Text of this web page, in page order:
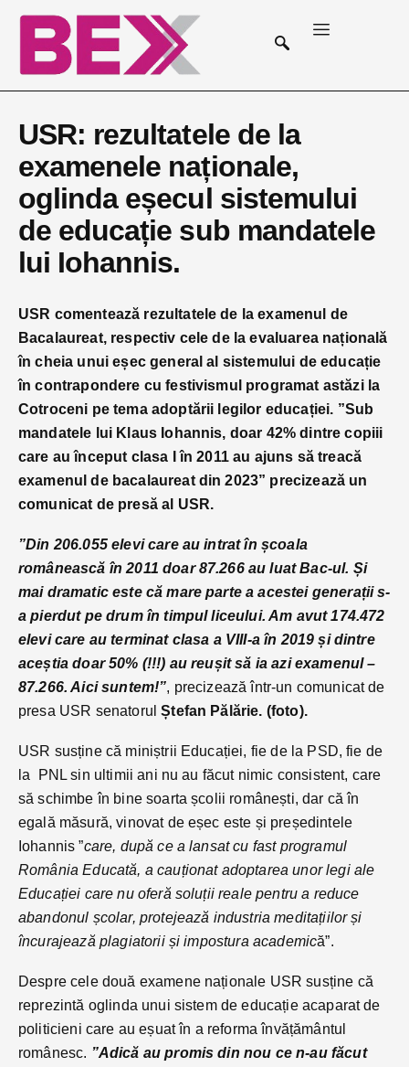
USR: rezultatele de la
examenele naționale,
oglinda eșecul sistemului
de educație sub mandatele
lui Iohannis.
USR comentează rezultatele de la examenul de
Bacalaureat, respectiv cele de la evaluarea națională
în cheia unui eșec general al sistemului de educație
în contrapondere cu festivismul programat astăzi la
Cotroceni pe tema adoptării legilor educației. ”Sub
mandatele lui Klaus Iohannis, doar 42% dintre copiii
care au început clasa I în 2011 au ajuns să treacă
examenul de bacalaureat din 2023” precizează un
comunicat de presă al USR.
”Din 206.055 elevi care au intrat în școala
românească în 2011 doar 87.266 au luat Bac-ul. Și
mai dramatic este că mare parte a acestei generații s-
a pierdut pe drum în timpul liceului. Am avut 174.472
elevi care au terminat clasa a VIII-a în 2019 și dintre
aceștia doar 50% (!!!) au reușit să ia azi examenul –
87.266. Aici suntem!”, precizează într-un comunicat de
presa USR senatorulȘtefan Pălărie. (foto).
USR susține că miniștrii Educației, fie de la PSD, fie de
la PNL sin ultimii ani nu au făcut nimic consistent, care
să schimbe în bine soarta școlii românești, dar că în
egală măsură, vinovat de eșec este și președintele
Iohannis ”care, după ce a lansat cu fast programul
România Educată, a cauționat adoptarea unor legi ale
Educației care nu oferă soluții reale pentru a reduce
abandonul școlar, protejează industria meditațiilor și
încurajează plagiatorii și impostura academică”.
Despre cele două examene naționale USR susține că
reprezintă oglinda unui sistem de educație acaparat de
politicieni care au eșuat în a reforma învățământul
românesc. ”Adică au promis din nou ce n-au făcut